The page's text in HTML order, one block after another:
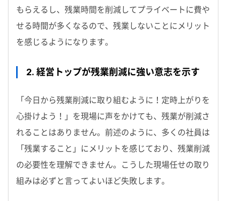
もらえるし、残業時間を削減してプライベートに費や
せる時間が多くなるので、残業しないことにメリット
を感じるようになります。
2. 経営トップが残業削減に強い意志を示す
「今日から残業削減に取り組むように！定時上がりを
心掛けよう！」を現場に声をかけても、残業が削減さ
れることはありません。前述のように、多くの社員は
「残業すること」にメリットを感じており、残業削減
の必要性を理解できません。こうした現場任せの取り
組みは必ずと言ってよいほど失敗します。